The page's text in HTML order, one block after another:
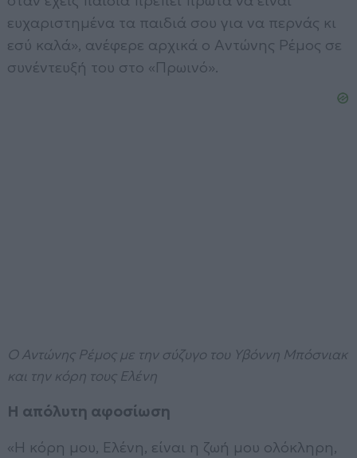
ευχαριστημένα τα παιδιά σου για να περνάς κι
εσύ καλά», ανέφερε αρχικά ο Αντώνης Ρέμος σε
συνέντευξή του στο «Πρωινό».
Ο Αντώνης Ρέμος με την σύζυγο του Υβόννη Μπόσνιακ
και την κόρη τους Ελένη
Η απόλυτη αφοσίωση
«Η κόρη μου, Ελένη, είναι η ζωή μου ολόκληρη,